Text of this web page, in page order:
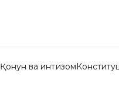
Қонун ва интизом